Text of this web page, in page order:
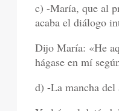
c) -María, que al
acaba el diálogo
Dijo María: «He
hágase en mí
d) -La mancha del